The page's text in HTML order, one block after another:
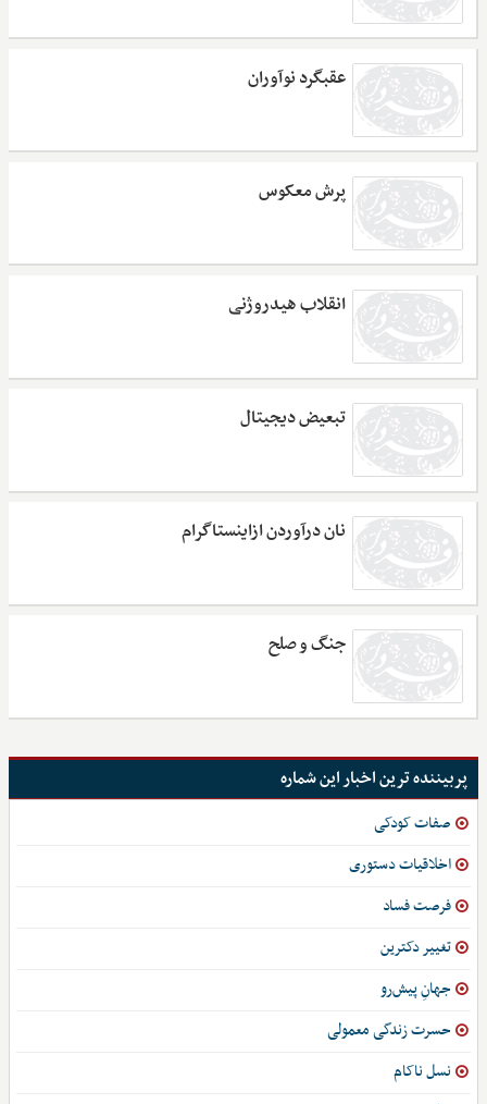
عقبگرد نوآوران
پرش معکوس
انقلاب هیدروژنی
تبعیض دیجیتال
نان درآوردن ازاینستاگرام
جنگ و صلح
پربیننده ترین اخبار این شماره
صفات کودکی
اخلاقیات دستوری
فرصت فساد
تغییر دکترین
جهانِ پیش‌رو
حسرت زندگی معمولی
نسل ناکام